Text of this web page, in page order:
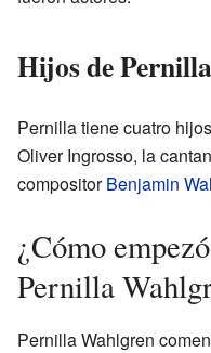
Hijos de
Pernilla tiene cuatro
Oliver Ingrosso, la
compositorBenjamin
¿Cómo
Pernilla
Pernilla Wahlgren